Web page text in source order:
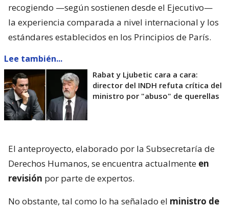
recogiendo —según sostienen desde el Ejecutivo—
la experiencia comparada a nivel internacional y los
estándares establecidos en los Principios de París.
Lee también...
Rabat y Ljubetic cara a cara:
director del INDH refuta crítica del
ministro por "abuso" de querellas
El anteproyecto, elaborado por la Subsecretaría de
Derechos Humanos, se encuentra actualmente en
revisión por parte de expertos.
No obstante, tal como lo ha señalado el ministro de